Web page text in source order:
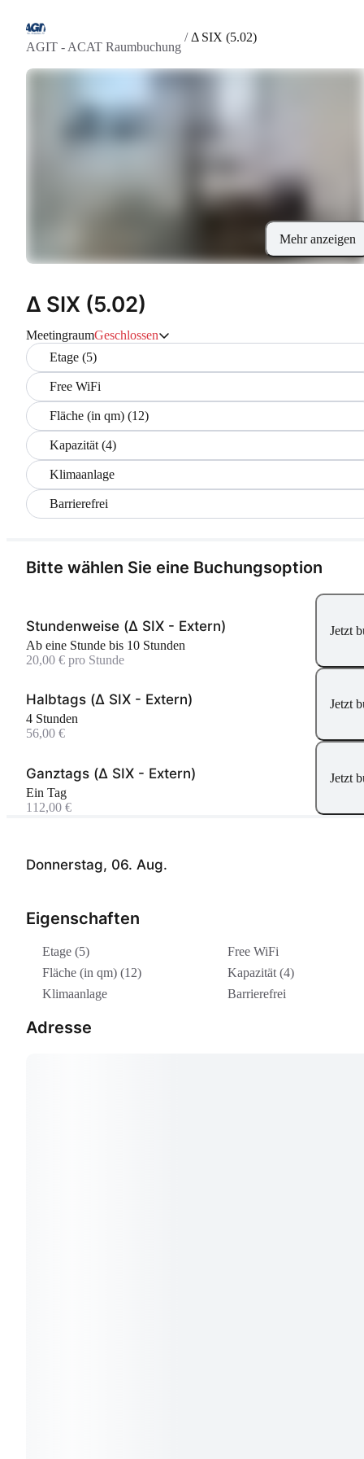
AGIT - ACAT Raumbuchung
/ Δ SIX (5.02)
Mehr anzeigen
Δ SIX (5.02)
MeetingraumGeschlossen
Etage (5)
Free WiFi
Fläche (in qm) (12)
Kapazität (4)
Klimaanlage
Barrierefrei
Donnerstag, 06. Aug.
Eigenschaften
Etage (5)
Free WiFi
Fläche (in qm) (12)
Kapazität (4)
Klimaanlage
Barrierefrei
Adresse
Bitte wählen Sie eine Buchungsoption
Stundenweise (Δ SIX - Extern)
Ab eine Stunde bis 10 Stunden
20,00 € pro Stunde
Jetzt
Halbtags (Δ SIX - Extern)
4 Stunden
56,00 €
Jetzt
Ganztags (Δ SIX - Extern)
Ein Tag
112,00 €
Jetzt